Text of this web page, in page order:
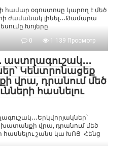
համար օգոստոսը կարող է մեծ
ժամանակ լինել․․․Թամարա
Խոյերը
0 1 139 Просмотр
աստղագուշակ․․․
Կենտրոնացեք
վրա, դրանում մեծ
հասնելու
վրա, դրանում մեծ
հասնելու շանս կա ԽՈՅ Հենց